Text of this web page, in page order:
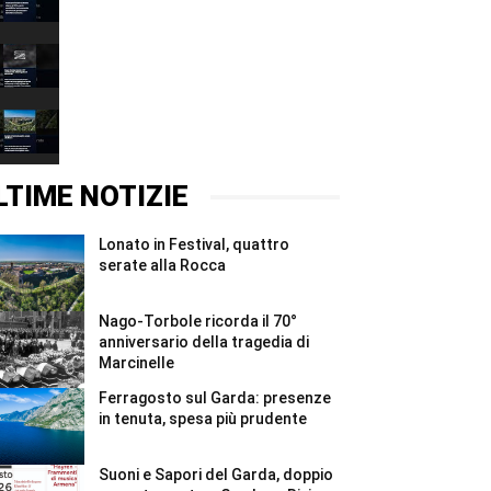
di
Marcinelle
serate
alla
#Shorts
NOTIZIE
Lonato in Festival, quattro
serate alla Rocca
Nago-Torbole ricorda il 70°
anniversario della tragedia di
Marcinelle
Ferragosto sul Garda: presenze
in tenuta, spesa più prudente
Suoni e Sapori del Garda, doppio